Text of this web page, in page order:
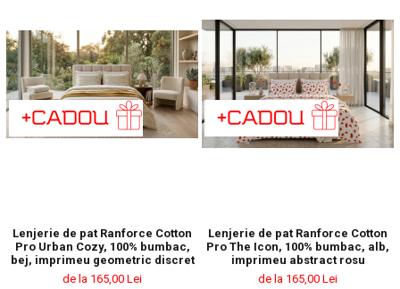
Lenjerie de pat Ranforce Cotton
Pro Urban Cozy, 100% bumbac,
bej, imprimeu geometric discret
de la 165,00 Lei
Lenjerie de pat Ranforce Cotton
Pro The Icon, 100% bumbac, alb,
imprimeu abstract rosu
de la 165,00 Lei